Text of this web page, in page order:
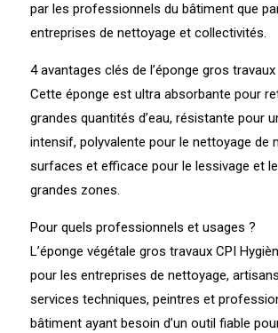
par les professionnels du bâtiment que
entreprises de nettoyage et collectivités.
4 avantages clés de l’éponge gros travaux
Cette éponge est ultra absorbante pour
grandes quantités d’eau, résistante pour
intensif, polyvalente pour le nettoyage de
surfaces et efficace pour le lessivage et
grandes zones.
Pour quels professionnels et usages ?
L’éponge végétale gros travaux CPI
pour les entreprises de nettoyage,
services techniques, peintres et
bâtiment ayant besoin d’un outil fiable